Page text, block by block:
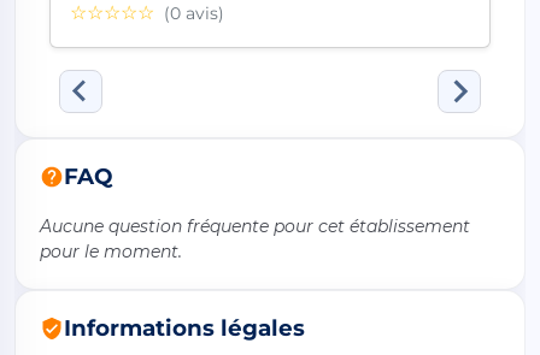
☆☆☆☆☆ (0 avis)
FAQ
Aucune question fréquente pour cet établissement
pour le moment.
Informations légales